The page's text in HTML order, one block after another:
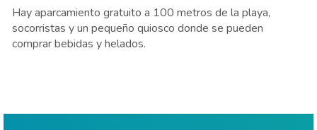
Hay aparcamiento gratuito a 100 metros de la playa,
socorristas y un pequeño quiosco donde se pueden
comprar bebidas y helados.